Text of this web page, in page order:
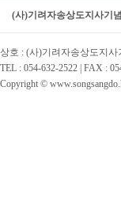
(사)기려자송상도지사기
상호 : (사)기려자송상도지사
TEL : 054-632-2522 | FAX :
Copyright ©